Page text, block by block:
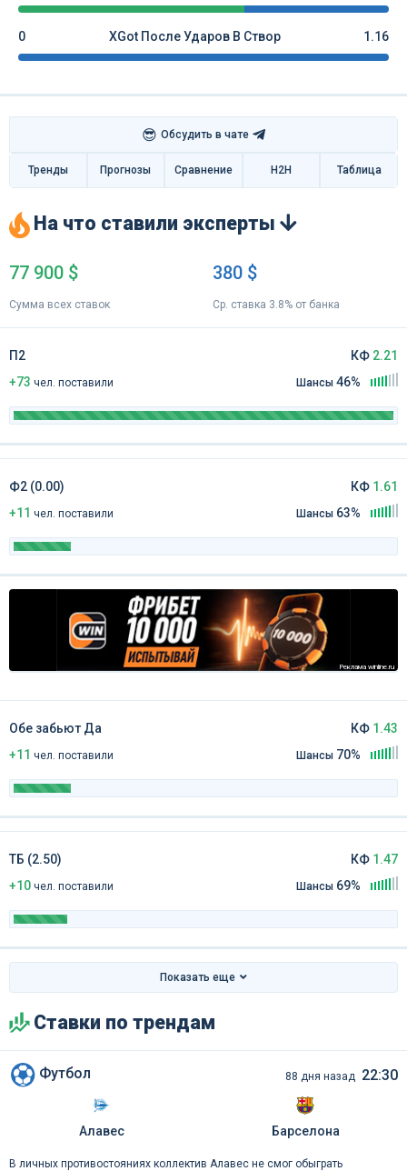
0 XGot После Ударов В Створ 1.16
😎 Обсудить в чате
Тренды Прогнозы Сравнение H2H Таблица
На что ставили эксперты
77 900 $
Сумма всех ставок
380 $
Ср. ставка 3.8% от банка
П2
+73 чел. поставили
КФ 2.21
Шансы 46%
Ф2 (0.00)
+11 чел. поставили
КФ 1.61
Шансы 63%
Реклама winline.ru
Обе забьют Да
+11 чел. поставили
КФ 1.43
Шансы 70%
ТБ (2.50)
+10 чел. поставили
КФ 1.47
Шансы 69%
Показать еще
Ставки по трендам
Футбол 88 дня назад 22:30
Алавес Барселона
В личных противостояниях коллектив Алавес не смог обыграть